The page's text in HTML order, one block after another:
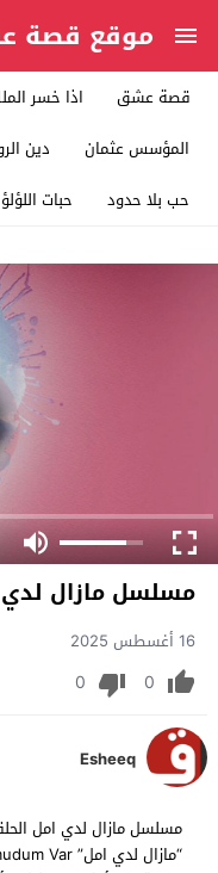
موقع قصة
قصة عشق اذا خسر
المؤسس عثمان
دين
حب بلا حدود
حبات اللؤلؤ
مسلسل مازال لدي
16 أغسطس 2025
0
0
Esheeq